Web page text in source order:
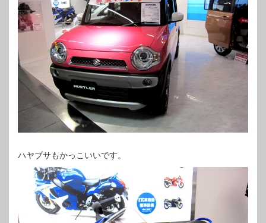
ハヤブサもかっこいいです。